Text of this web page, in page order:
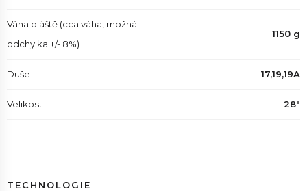
Váha pláště (cca váha, možná
odchylka +/- 8%)
1150 g
Duše 17,19,19A
Velikost 28"
TECHNOLOGIE